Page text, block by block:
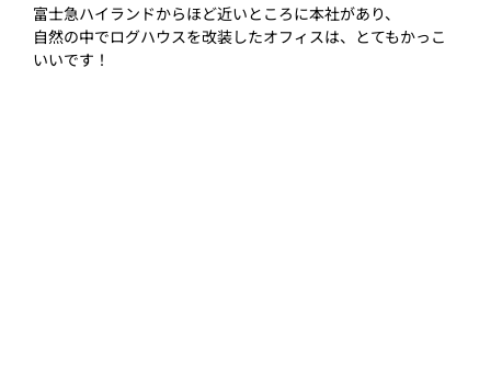
富士急ハイランドからほど近いところに本社があり、
自然の中でログハウスを改装したオフィスは、とてもかっこ
いいです！